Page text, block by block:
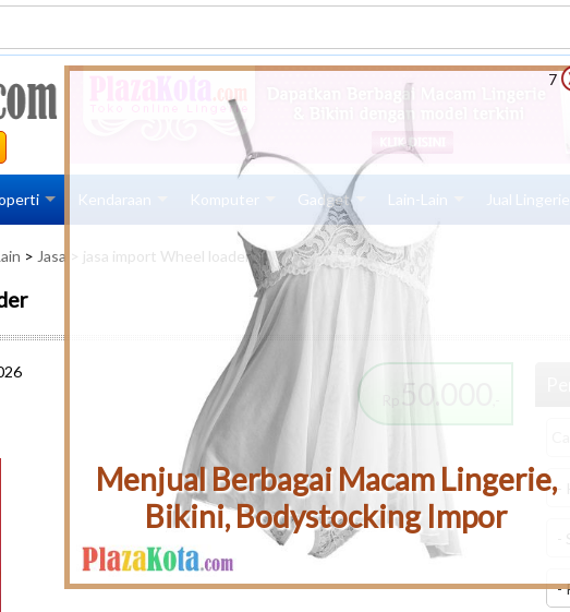
Menjual Berbagai Macam Lingerie,
Bikini, Bodystocking Impor
6
Kendaraan Komputer Gadget Lain-Lain Jual
> Jasa > jasa import Wheel loader
50.000